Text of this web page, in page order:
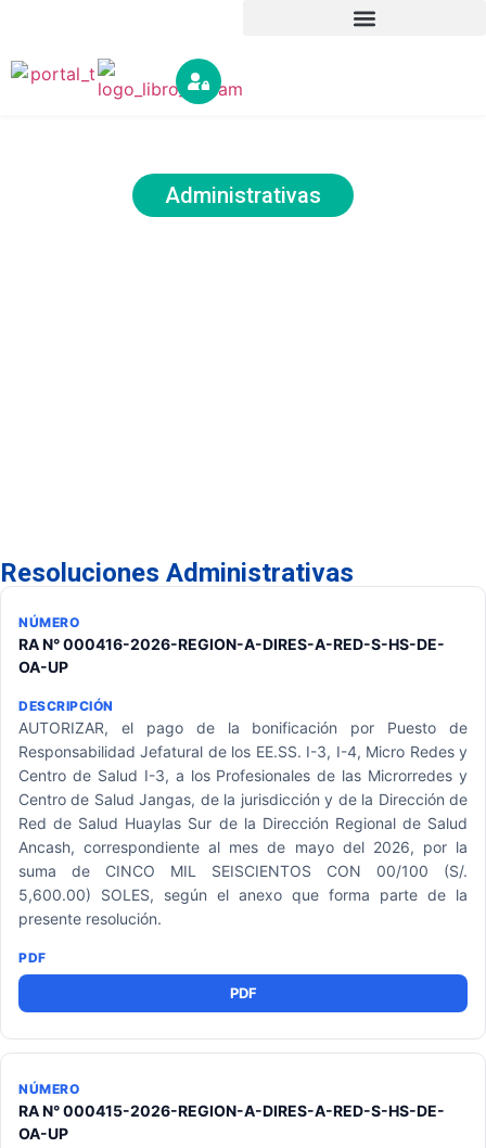
Administrativas
Resoluciones Administrativas
RA N° 000416-2026-REGION-A-DIRES-A-RED-S-HS-DE-
OA-UP
AUTORIZAR, el pago de la bonificación por Puesto de
Responsabilidad Jefatural de los EE.SS. I-3, I-4, Micro Redes y
Centro de Salud I-3, a los Profesionales de las Microrredes y
Centro de Salud Jangas, de la jurisdicción y de la Dirección de
Red de Salud Huaylas Sur de la Dirección Regional de Salud
Ancash, correspondiente al mes de mayo del 2026, por la
suma de CINCO MIL SEISCIENTOS CON 00/100 (S/.
5,600.00) SOLES, según el anexo que forma parte de la
presente resolución.
PDF
RA N° 000415-2026-REGION-A-DIRES-A-RED-S-HS-DE-
OA-UP